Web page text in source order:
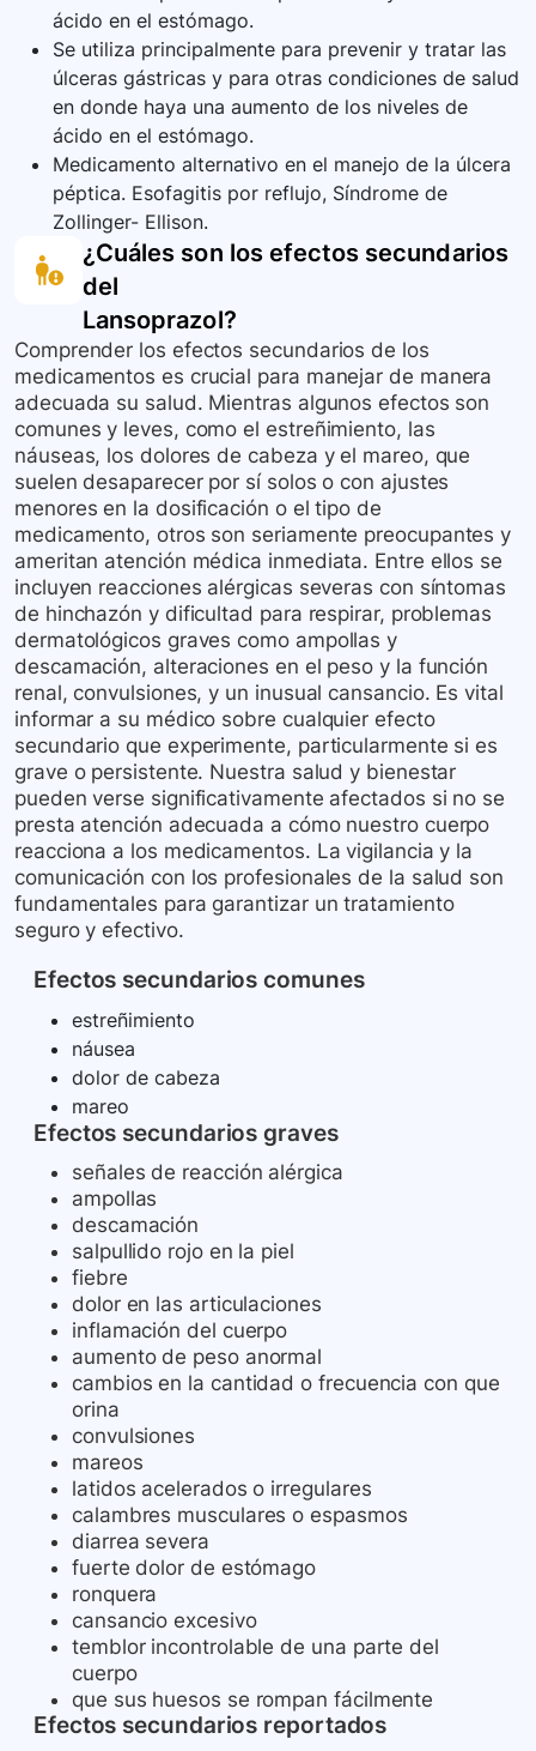
ácido en el estómago.
Se utiliza principalmente para prevenir y tratar las
úlceras gástricas y para otras condiciones de salud
en donde haya una aumento de los niveles de
ácido en el estómago.
Medicamento alternativo en el manejo de la úlcera
péptica. Esofagitis por reflujo, Síndrome de
Zollinger- Ellison.
¿Cuáles son los efectos secundarios
del
Lansoprazol?
Comprender los efectos secundarios de los
medicamentos es crucial para manejar de manera
adecuada su salud. Mientras algunos efectos son
comunes y leves, como el estreñimiento, las
náuseas, los dolores de cabeza y el mareo, que
suelen desaparecer por sí solos o con ajustes
menores en la dosificación o el tipo de
medicamento, otros son seriamente preocupantes y
ameritan atención médica inmediata. Entre ellos se
incluyen reacciones alérgicas severas con síntomas
de hinchazón y dificultad para respirar, problemas
dermatológicos graves como ampollas y
descamación, alteraciones en el peso y la función
renal, convulsiones, y un inusual cansancio. Es vital
informar a su médico sobre cualquier efecto
secundario que experimente, particularmente si es
grave o persistente. Nuestra salud y bienestar
pueden verse significativamente afectados si no se
presta atención adecuada a cómo nuestro cuerpo
reacciona a los medicamentos. La vigilancia y la
comunicación con los profesionales de la salud son
fundamentales para garantizar un tratamiento
seguro y efectivo.
Efectos secundarios comunes
estreñimiento
náusea
dolor de cabeza
mareo
Efectos secundarios graves
señales de reacción alérgica
ampollas
descamación
salpullido rojo en la piel
fiebre
dolor en las articulaciones
inflamación del cuerpo
aumento de peso anormal
cambios en la cantidad o frecuencia con que
orina
convulsiones
mareos
latidos acelerados o irregulares
calambres musculares o espasmos
diarrea severa
fuerte dolor de estómago
ronquera
cansancio excesivo
temblor incontrolable de una parte del
cuerpo
que sus huesos se rompan fácilmente
Efectos secundarios reportados